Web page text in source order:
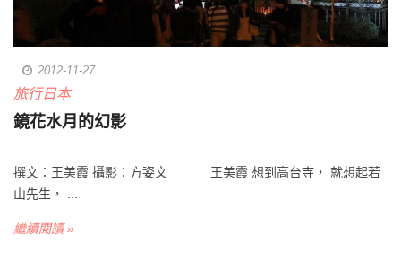
2012-11-27
旅行日本
鏡花水月的幻影
撰文：王美霞 攝影：方姿文 王美霞 想到高台寺， 就想起若
山先生， ...
繼續閱讀 »